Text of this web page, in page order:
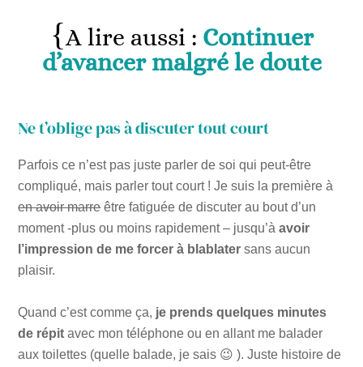
A lire aussi : Continuer
d’avancer malgré le doute
Ne t’oblige pas à discuter tout court
Parfois ce n’est pas juste parler de soi qui peut-être
compliqué, mais parler tout court ! Je suis la première à
en avoir marreêtre fatiguée de discuter au bout d’un
moment -plus ou moins rapidement – jusqu’àavoir
l’impression de me forcer à blablater sans aucun
plaisir.
Quand c’est comme ça, je prends quelques minutes
de répit avec mon téléphone ou en allant me balader
aux toilettes (quelle balade, je sais 😉 ). Juste histoire de